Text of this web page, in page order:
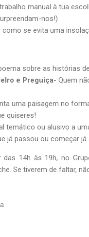
manual à tua
nos!)
como se evita uma
sobre as histórias
e Preguiça- Quem
uma paisagem no
quiseres!
temático ou alusivo a
já passou ou começar já
das 14h às 19h, no
Se tiverem de faltar,